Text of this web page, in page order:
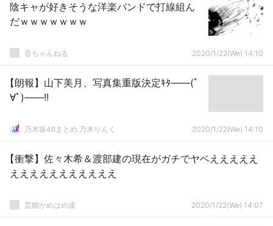
陰キャが好きそうな洋楽バンドで打線組ん
だｗｗｗｗｗｗｗ
音ちゃんねる 2020/1/22(We) 14:10
【朗報】山下美月、写真集重版決定ｷﾀ――(ﾟ
∀ﾟ)――!!
乃木坂46まとめ 乃木りんく 2020/1/22(We) 14:10
【衝撃】佐々木希＆渡部建の現在がガチでヤベえええええ
えええええええええええ
芸能かめはめ波 2020/1/22(We) 14:07